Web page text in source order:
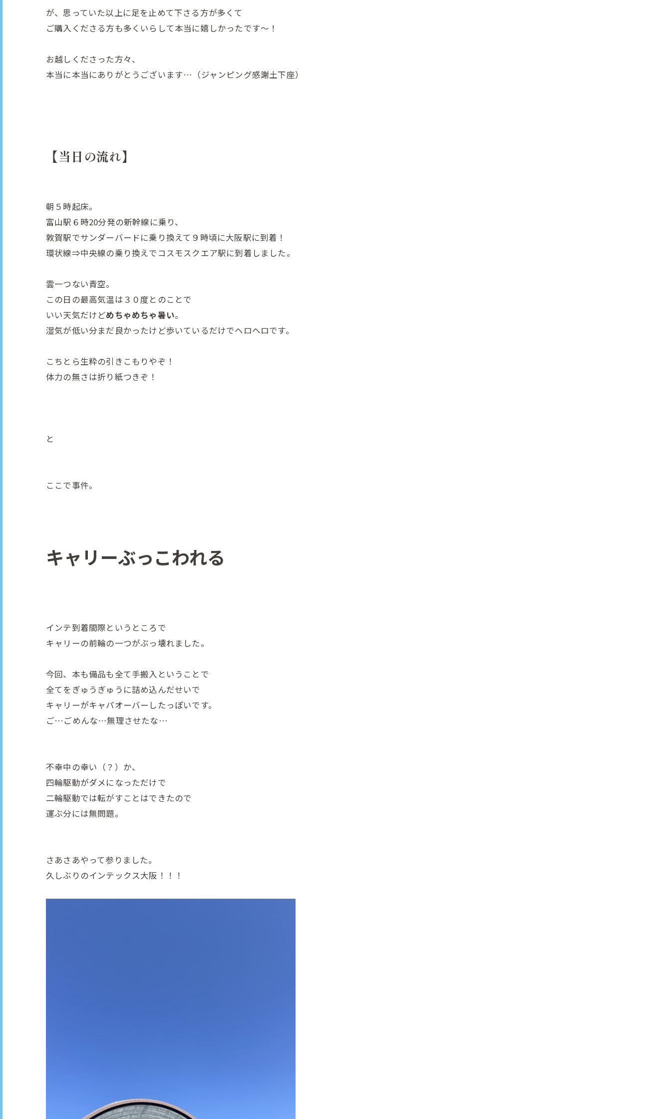
が、思っていた以上に足を止めて下さる方が多くて
ご購入くださる方も多くいらして本当に嬉しかったです～！
お越しくださった方々、
本当に本当にありがとうございます…（ジャンピング感謝土下座）
【当日の流れ】
朝５時起床。
富山駅６時20分発の新幹線に乗り、
敦賀駅でサンダーバードに乗り換えて９時頃に大阪駅に到着！
環状線⇒中央線の乗り換えでコスモスクエア駅に到着しました。
雲一つない青空。
この日の最高気温は３０度とのことで
いい天気だけどめちゃめちゃ暑い。
湿気が低い分まだ良かったけど歩いているだけでヘロヘロです。
こちとら生粋の引きこもりやぞ！
体力の無さは折り紙つきぞ！
と
ここで事件。
キャリーぶっこわれる
インテ到着間際というところで
キャリーの前輪の一つがぶっ壊れました。
今回、本も備品も全て手搬入ということで
全てをぎゅうぎゅうに詰め込んだせいで
キャリーがキャパオーバーしたっぽいです。
ご…ごめんな…無理させたな…
不幸中の幸い（？）か、
四輪駆動がダメになっただけで
二輪駆動では転がすことはできたので
運ぶ分には無問題。
さあさあやって参りました。
久しぶりのインテックス大阪！！！